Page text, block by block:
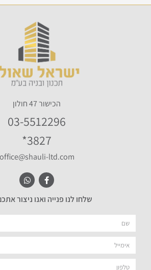
הכישור 47 חולון
03-5512296
3827*
office@shauli-ltd.com
F
a
e
o
k
-
W
h
t
a
p
שלחו לנו פנייה ואנו ניצור